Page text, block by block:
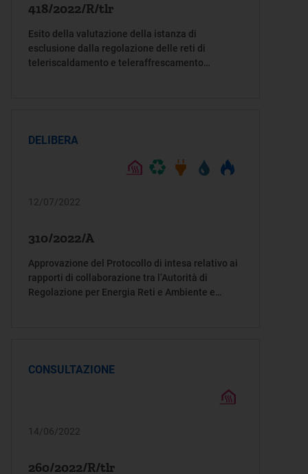
418/2022/R/tlr
Esito della valutazione della istanza di
esclusione dalla regolazione delle reti di
teleriscaldamento e teleraffrescamento
DELIBERA
12/07/2022
310/2022/A
Approvazione del Protocollo di intesa relativo ai
rapporti di collaborazione tra l’Autorità di
Regolazione per Energia Reti e Ambiente e
CONSULTAZIONE
14/06/2022
260/2022/R/tlr